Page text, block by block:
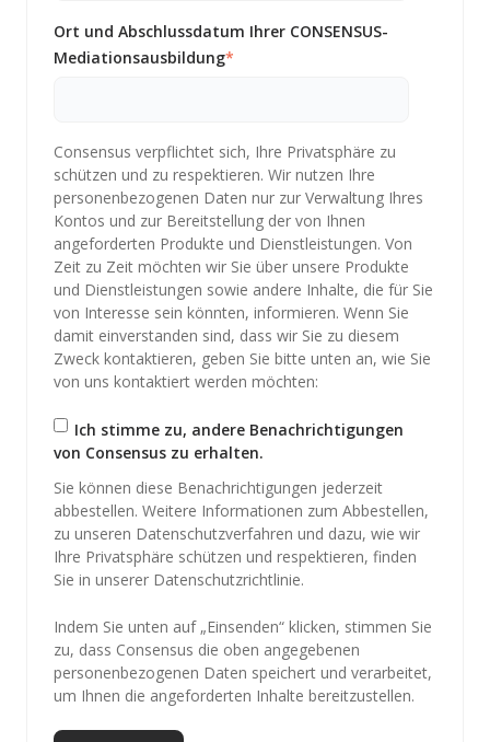
Ort und Abschlussdatum Ihrer CONSENSUS-
Mediationsausbildung*
Consensus verpflichtet sich, Ihre Privatsphäre zu
schützen und zu respektieren. Wir nutzen Ihre
personenbezogenen Daten nur zur Verwaltung Ihres
Kontos und zur Bereitstellung der von Ihnen
angeforderten Produkte und Dienstleistungen. Von
Zeit zu Zeit möchten wir Sie über unsere Produkte
und Dienstleistungen sowie andere Inhalte, die für Sie
von Interesse sein könnten, informieren. Wenn Sie
damit einverstanden sind, dass wir Sie zu diesem
Zweck kontaktieren, geben Sie bitte unten an, wie Sie
von uns kontaktiert werden möchten:
Ich stimme zu, andere Benachrichtigungen
von Consensus zu erhalten.
Sie können diese Benachrichtigungen jederzeit
abbestellen. Weitere Informationen zum Abbestellen,
zu unseren Datenschutzverfahren und dazu, wie wir
Ihre Privatsphäre schützen und respektieren, finden
Sie in unserer Datenschutzrichtlinie.
Indem Sie unten auf „Einsenden“ klicken, stimmen Sie
zu, dass Consensus die oben angegebenen
personenbezogenen Daten speichert und verarbeitet,
um Ihnen die angeforderten Inhalte bereitzustellen.